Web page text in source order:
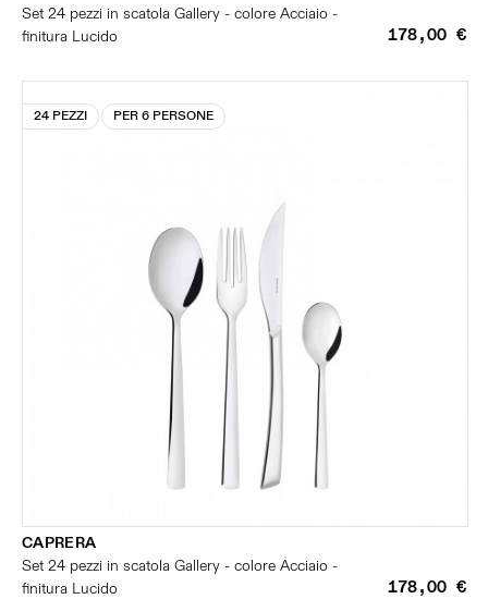
Set 24 pezzi in scatola Gallery - colore Acciaio -
finitura Lucido
178,00 €
24 PEZZI PER 6 PERSONE
CAPRERA
Set 24 pezzi in scatola Gallery - colore Acciaio -
finitura Lucido
178,00 €